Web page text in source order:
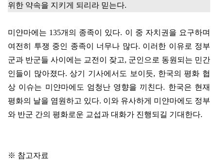
위한 약속을 지키게 되리라 믿는다.
미얀마에는 135개의 종족이 있다. 이 중 자치권을 요구하며
여전히 투쟁 중인 종족이 너무나 많다. 이러한 이유로 정부
군과 반군들 사이에는 교전이 잦고, 군인으로 동원되는 민간
인들이 많아졌다.상기 기사에서도 보이듯, 한국의 평화 협
상 이슈는 미얀마에도 엄청난 영향을 끼친다. 한국은 현재
평화의 날을 염원하고 있다. 이와 유사하게 미얀마에도 정부
와 반군 간의 평화로운 교섭과 대화가 진행되길 기대한다.
※ 참고자료